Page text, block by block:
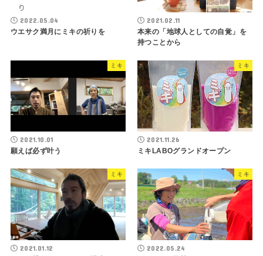
2022.05.04
ウエサク満月にミキの祈りを
2021.02.11
本来の「地球人としての自覚」を
持つことから
ミキ
2021.10.01
願えば必ず叶う
ミキ
2021.11.26
ミキLABOグランドオープン
ミキ
2021.01.12
ミキ
2022.05.24